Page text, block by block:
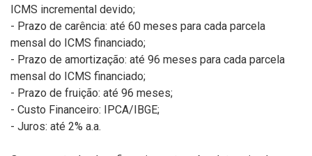
ICMS incremental devido;
- Prazo de carência: até 60 meses para cada parcela
mensal do ICMS financiado;
- Prazo de amortização: até 96 meses para cada parcela
mensal do ICMS financiado;
- Prazo de fruição: até 96 meses;
- Custo Financeiro: IPCA/IBGE;
- Juros: até 2% a.a.